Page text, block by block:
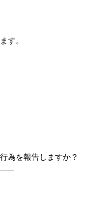
す。
為を報告しますか？